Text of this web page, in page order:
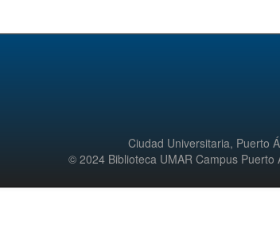
Ciudad Universitaria, Puerto
© 2024 Biblioteca UMAR Campus Puerto